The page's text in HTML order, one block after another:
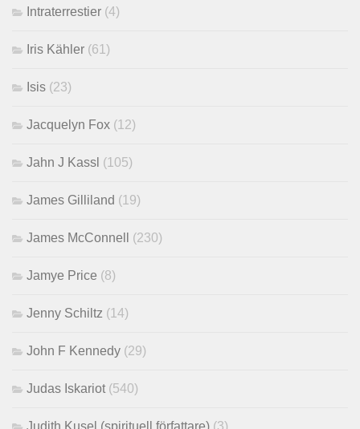
Intraterrestier (4)
Iris Kähler (61)
Isis (23)
Jacquelyn Fox (12)
Jahn J Kassl (105)
James Gilliland (19)
James McConnell (230)
Jamye Price (8)
Jenny Schiltz (14)
John F Kennedy (29)
Judas Iskariot (540)
Judith Kusel (spirituell författare) (3)